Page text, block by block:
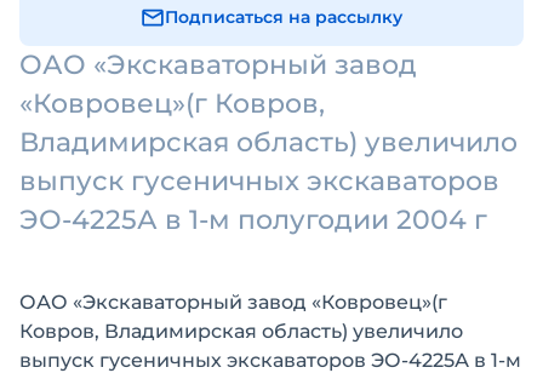
Подписаться на рассылку
ОАО «Экскаваторный завод
«Ковровец»(г Ковров,
Владимирская область) увеличило
выпуск гусеничных экскаваторов
ЭО-4225А в 1-м полугодии 2004 г
ОАО «Экскаваторный завод «Ковровец»(г
Ковров, Владимирская область) увеличило
выпуск гусеничных экскаваторов ЭО-4225А в 1-м